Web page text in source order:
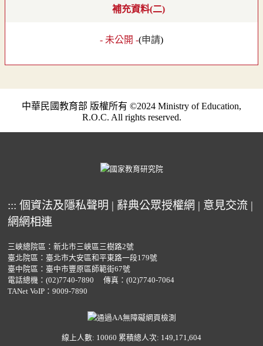
補充資料(二)
- 未公開 -(申請)
中華民國教育部 版權所有 ©2024 Ministry of Education,
R.O.C. All rights reserved.
::: 個資法及隱私聲明 | 辭典公眾授權網 | 意見交流 |
網網相連
三峽總院區：新北市三峽區三樹路2號
臺北院區：臺北市大安區和平東路一段179號
臺中院區：臺中市豐原區師範街67號
電話總機： (02)7740-7890
傳真：(02)7740-7064
TANet VoIP：9009-7890
線上人數: 10060 累積總人次: 149,171,604